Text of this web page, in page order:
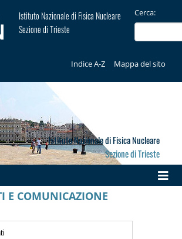
Istituto Nazionale di Fisica Nucleare
Sezione di Trieste
Cerca:
Indice A-Z Mappa del sito
Istituto Nazionale di Fisica Nucleare
Sezione di Trieste
E COMUNICAZIONE